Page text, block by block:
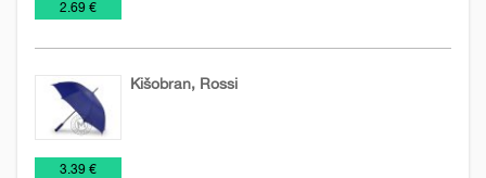
2.69 €
Kišobran, Rossi
3.39 €